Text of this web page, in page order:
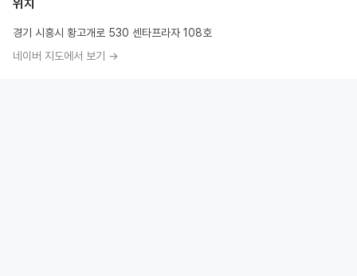
위치
경기 시흥시 황고개로 530 센타프라자 108호
네이버 지도에서 보기 →